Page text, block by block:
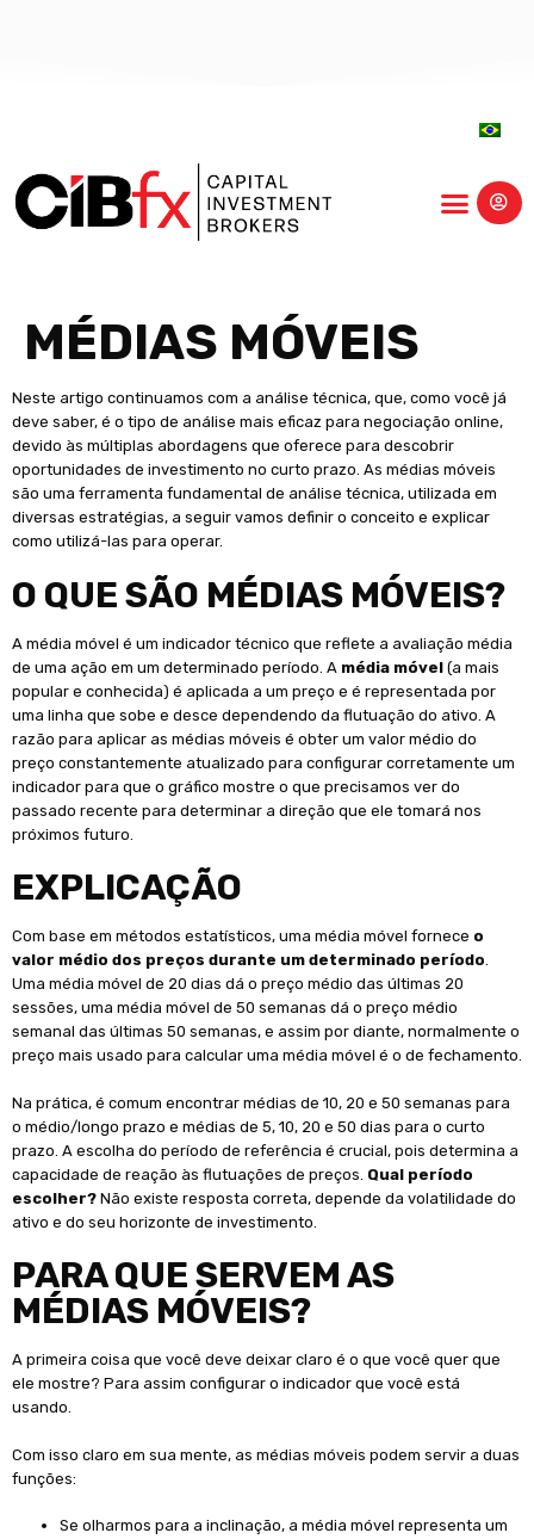
MÉDIAS MÓVEIS
Neste artigo continuamos com a análise técnica, que, como você já
deve saber, é o tipo de análise mais eficaz para negociação online,
devido às múltiplas abordagens que oferece para descobrir
oportunidades de investimento no curto prazo. As médias móveis
são uma ferramenta fundamental de análise técnica, utilizada em
diversas estratégias, a seguir vamos definir o conceito e explicar
como utilizá-las para operar.
O QUE SÃO MÉDIAS MÓVEIS?
A média móvel é um indicador técnico que reflete a avaliação média
de uma ação em um determinado período. A média móvel (a mais
popular e conhecida) é aplicada a um preço e é representada por
uma linha que sobe e desce dependendo da flutuação do ativo. A
razão para aplicar as médias móveis é obter um valor médio do
preço constantemente atualizado para configurar corretamente um
indicador para que o gráfico mostre o que precisamos ver do
passado recente para determinar a direção que ele tomará nos
próximos futuro.
EXPLICAÇÃO
Com base em métodos estatísticos, uma média móvel fornece o
valor médio dos preços durante um determinado período.
Uma média móvel de 20 dias dá o preço médio das últimas 20
sessões, uma média móvel de 50 semanas dá o preço médio
semanal das últimas 50 semanas, e assim por diante, normalmente o
preço mais usado para calcular uma média móvel é o de fechamento.
Na prática, é comum encontrar médias de 10, 20 e 50 semanas para
o médio/longo prazo e médias de 5, 10, 20 e 50 dias para o curto
prazo. A escolha do período de referência é crucial, pois determina a
capacidade de reação às flutuações de preços. Qual período
escolher? Não existe resposta correta, depende da volatilidade do
ativo e do seu horizonte de investimento.
PARA QUE SERVEM AS
MÉDIAS MÓVEIS?
A primeira coisa que você deve deixar claro é o que você quer que
ele mostre? Para assim configurar o indicador que você está
usando.
Com isso claro em sua mente, as médias móveis podem servir a duas
funções:
Se olharmos para a inclinação, a média móvel representa um